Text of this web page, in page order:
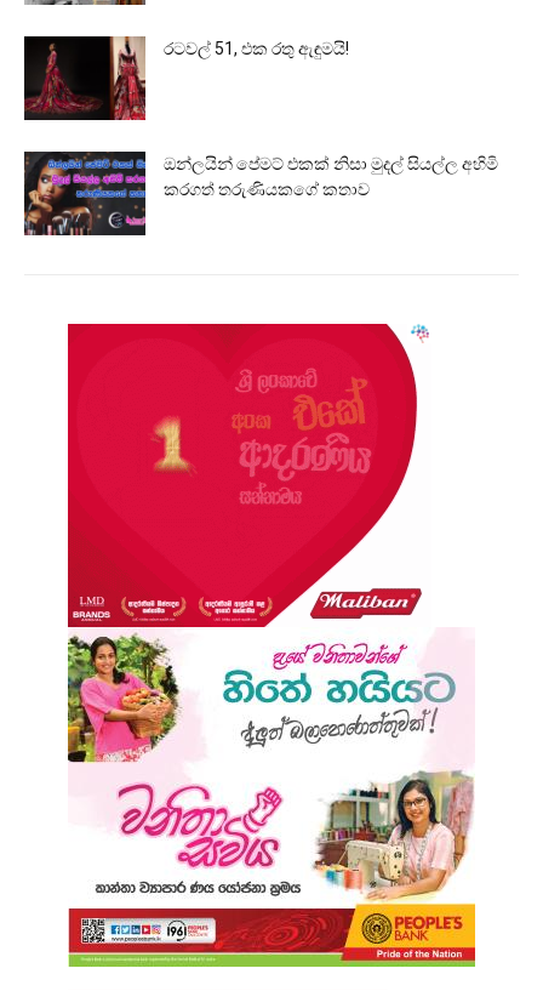
රටවල් 51, එක රතු ඇඳුමයි!
ඔන්ලයින් පේමට් එකක් නිසා මුදල් සියල්ල අහිමි
කරගත් තරුණියකගේ කතාව